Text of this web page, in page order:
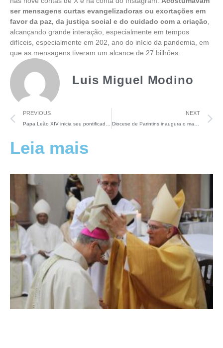
Leia mais
ser mensagens curtas evangelizadoras ou exortações em
favor da paz, da justiça social e do cuidado com a criação,
alcançando grande interação, especialmente em tempos
difíceis, especialmente em 202, ano do início da pandemia, em
que as mensagens tiveram um alcance de 27 bilhões.
Luis Miguel Modino
PREVIOUS
Papa Leão XIV inicia seu pontificado como Papa da Paz, também na comunicação
NEXT
Diocese de Parintins inaugura o mausoleu de seu primeiro bispo, dom Arcângelo Cerquia